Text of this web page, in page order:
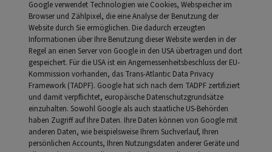
Google verwendet Technologien wie Cookies, Webspeicher im
Browser und Zählpixel, die eine Analyse der Benutzung der
Website durch Sie ermöglichen. Die dadurch erzeugten
Informationen über Ihre Benutzung dieser Website werden in der
Regel an einen Server von Google in den USA übertragen und dort
gespeichert. Für die USA ist ein Angemessenheitsbeschluss der EU-
Kommission vorhanden, das Trans-Atlantic Data Privacy
Framework (TADPF). Google hat sich nach dem TADPF zertifiziert
und damit verpflichtet, europäische Datenschutzgrundsätze
einzuhalten. Sowohl Google als auch staatliche US-Behörden
haben Zugriff auf Ihre Daten. Ihre Daten können von Google mit
anderen Daten, wie beispielsweise Ihrem Suchverlauf, Ihren
persönlichen Accounts, Ihren Nutzungsdaten anderer Geräte und